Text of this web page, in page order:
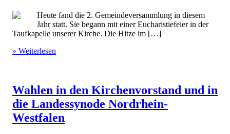
Heute fand die 2. Gemeindeversammlung in diesem
Jahr statt. Sie begann mit einer Eucharistiefeier in der
Taufkapelle unserer Kirche. Die Hitze im […]
» Weiterlesen
Wahlen in den Kirchenvorstand und in
die Landessynode Nordrhein-
Westfalen